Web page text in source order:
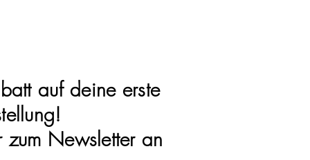
auf deine erste
Newsletter an